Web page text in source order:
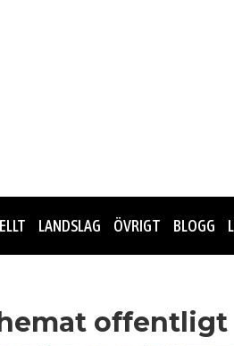
LANDSLAG ÖVRIGT BLOGG
offentligt